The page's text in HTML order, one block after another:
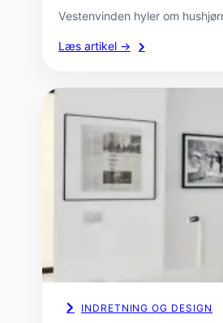
Vestenvinden hyler om
Læs artikel →:
du
overveje,
når
du
skal
tagrenovering
INDRETNING OG DESIGN